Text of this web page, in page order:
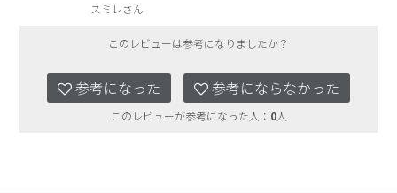
スミレさん
このレビューは参考になりましたか？
参考になった 参考にならなかった
このレビューが参考になった人： 0人